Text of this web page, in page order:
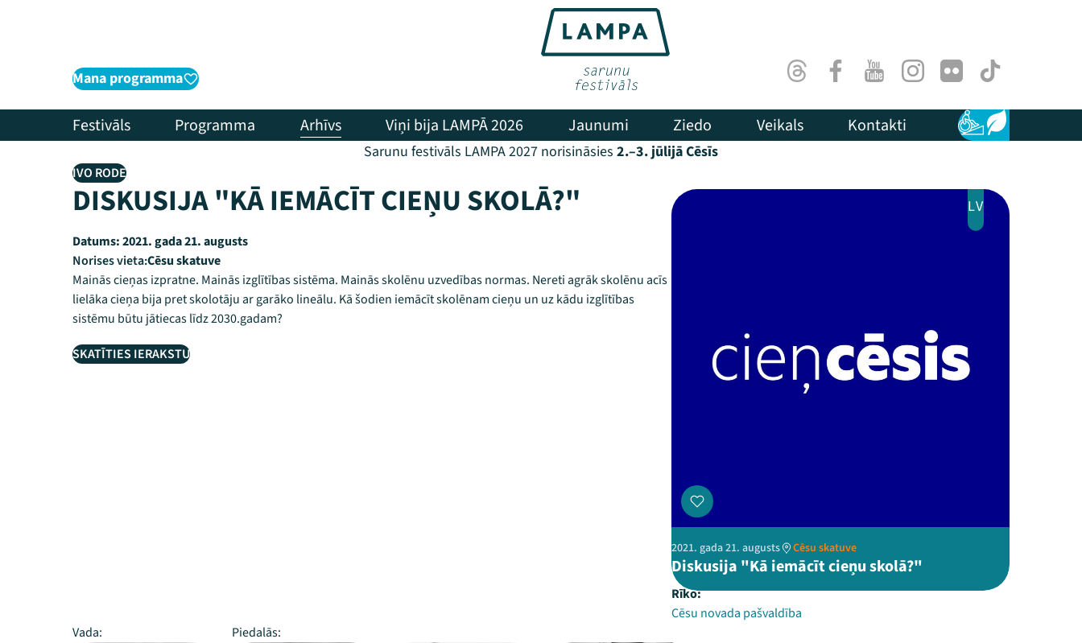
Mana programma ThreadsFacebookYoutubeInstagram
Flick TikTok
Festivāls Programma Arhīvs Viņi bija LAMPĀ 2026 Jaunumi Ziedo Veikals Kontakti Pieejamība
Ilgtspēja
Sarunu festivāls LAMPA 2027 norisināsies 2.–3. jūlijā Cēsīs
IVO RODE
DISKUSIJA "KĀ IEMĀCĪT CIEŅU SKOLĀ?"
Datums:2021. gada 21. augusts
Norises vieta:Cēsu skatuve
Mainās cieņas izpratne. Mainās izglītības sistēma. Mainās skolēnu uzvedības normas. Nereti agrāk skolēnu acīs
lielāka cieņa bija pret skolotāju ar garāko lineālu. Kā šodien iemācīt skolēnam cieņu un uz kādu izglītības
sistēmu būtu jātiecas līdz 2030.gadam?
SKATĪTIES IERAKSTU
LV
2021. gada 21. augusts Cēsu skatuve
Diskusija "Kā iemācīt cieņu skolā?"
Rīko:
Cēsu novada pašvaldība
Vada:
Piedalās: